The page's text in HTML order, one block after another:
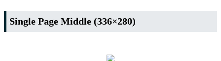
Single Page Middle (336×280)